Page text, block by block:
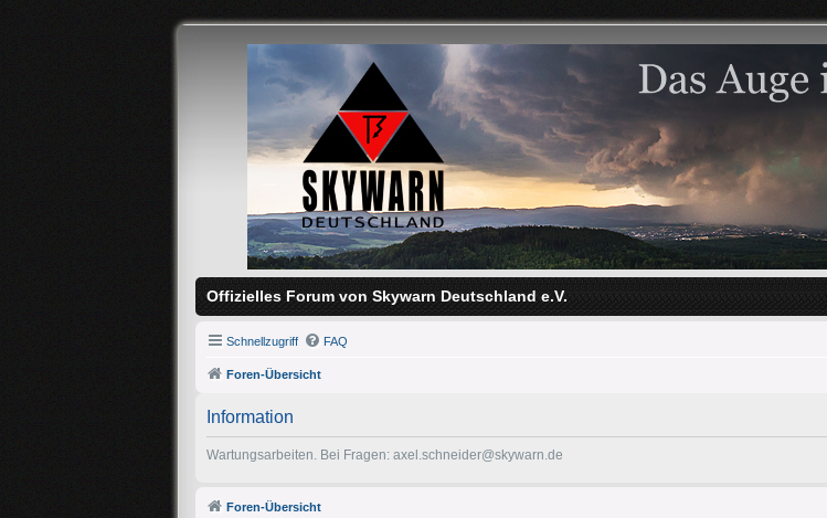
Offizielles Forum von Skywarn Deutschland e.V.
Schnellzugriff FAQ
Foren-Übersicht
Information
Wartungsarbeiten. Bei Fragen: axel.schneider@skywarn.de
Foren-Übersicht